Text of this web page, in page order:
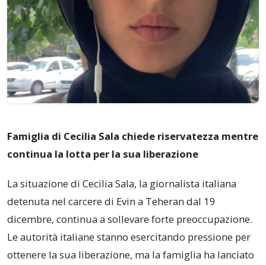
Famiglia di Cecilia Sala chiede riservatezza mentre
continua la lotta per la sua liberazione
La situazione di Cecilia Sala, la giornalista italiana
detenuta nel carcere di Evin a Teheran dal 19
dicembre, continua a sollevare forte preoccupazione.
Le autorità italiane stanno esercitando pressione per
ottenere la sua liberazione, ma la famiglia ha lanciato